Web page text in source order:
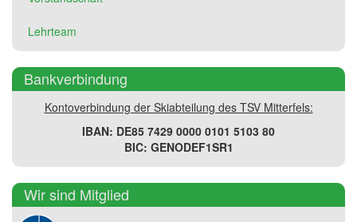
Lehrteam
Bankverbindung
Kontoverbindung der Skiabteilung des TSV Mitterfels:
IBAN: DE85 7429 0000 0101 5103 80
BIC: GENODEF1SR1
Wir sind Mitglied